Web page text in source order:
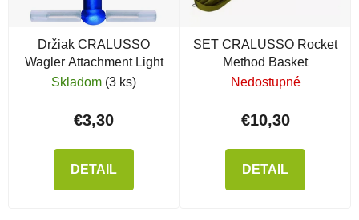
Držiak CRALUSSO
Wagler Attachment Light
Skladom (3 ks)
€3,30
DETAIL
SET CRALUSSO Rocket
Method Basket
Nedostupné
€10,30
DETAIL